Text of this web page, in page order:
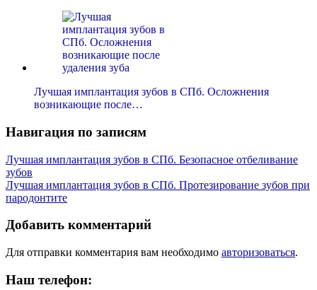
Лучшая имплантация зубов в СПб. Осложнения
возникающие после…
Навигация по записям
Лучшая имплантация зубов в СПб. Безопасное отбеливание
зубов
Лучшая имплантация зубов в СПб. Протезирование зубов при
пародонтите
Добавить комментарий
Для отправки комментария вам необходимо авторизоваться.
Наш телефон: